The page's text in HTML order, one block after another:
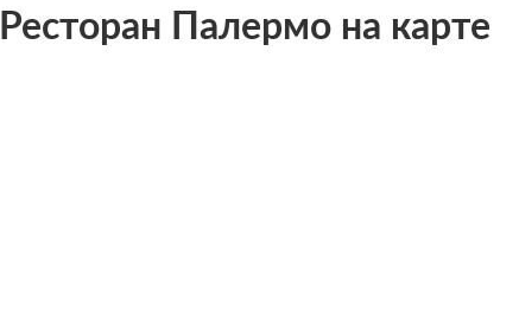
Ресторан Палермо на карте